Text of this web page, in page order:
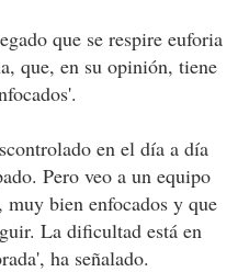
que se respire euforia
que, en su opinión, tiene
en el día a día
Pero veo a un equipo
bien enfocados y que
La dificultad está en
ha señalado.